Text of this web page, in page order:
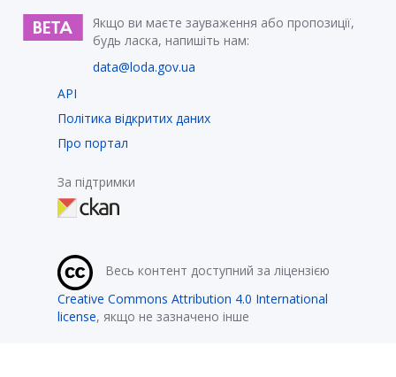
Якщо ви маєте зауваження або пропозиції,
будь ласка, напишіть нам:
data@loda.gov.ua
API
Політика відкритих даних
Про портал
За підтримки
Весь контент доступний за ліцензією
Creative Commons Attribution 4.0 International
license, якщо не зазначено інше